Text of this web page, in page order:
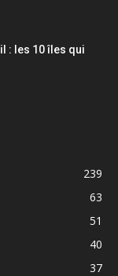
: les 10 îles qui
239
63
51
40
37